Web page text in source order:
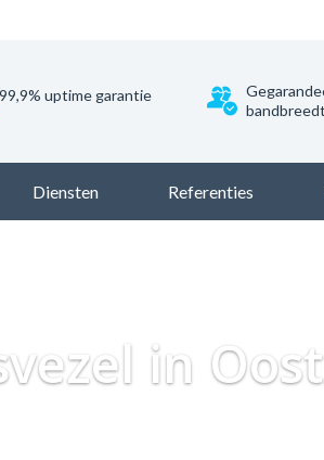
99,9% uptime garantie
Diensten Referenties
in